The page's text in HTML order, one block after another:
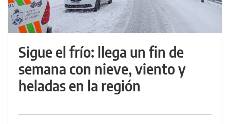
Sigue el frío: llega un fin de
semana con nieve, viento y
heladas en la región